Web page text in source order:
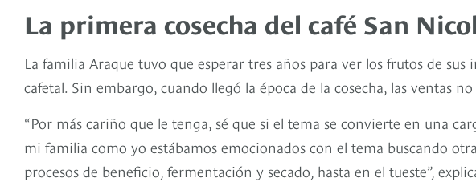
La primera cosecha del café San
La familia Araque tuvo que esperar tres años para ver los frutos de
cafetal. Sin embargo, cuando llegó la época de la cosecha, las ventas
“Por más cariño que le tenga, sé que si el tema se convierte en una
mi familia como yo estábamos emocionados con el tema buscando
procesos de beneficio, fermentación y secado, hasta en el tueste”,